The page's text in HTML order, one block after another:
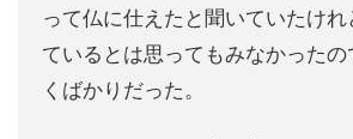
って仏に仕えたと聞いていたけれ
ているとは思ってもみなかった
くばかりだった。